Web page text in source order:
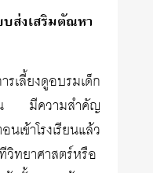
ส่งเสริมตัณหา
ลี้ยงดูอบรมเด็ก
ยน มีความสำคัญ
ข้าโรงเรียนแล้ว
วิทยาศาสตร์หรือ